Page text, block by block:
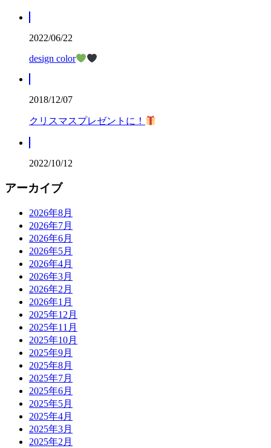
2022/06/22
design color
2018/12/07
クリスマスプレゼントに！
2022/10/12
アーカイブ
2026年8月
2026年7月
2026年6月
2026年5月
2026年4月
2026年3月
2026年2月
2026年1月
2025年12月
2025年11月
2025年10月
2025年9月
2025年8月
2025年7月
2025年6月
2025年5月
2025年4月
2025年3月
2025年2月